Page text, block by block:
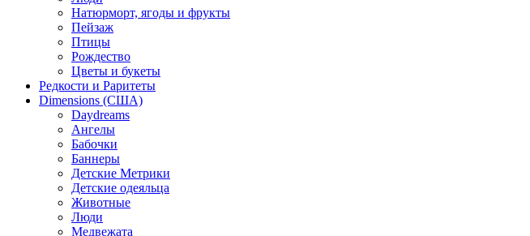
Натюрморт, ягоды и фрукты
Пейзаж
Птицы
Рождество
Цветы и букеты
Редкости и Раритеты
Dimensions (США)
Daydreams
Ангелы
Бабочки
Баннеры
Детские Метрики
Детские одеяльца
Животные
Люди
Медвежата